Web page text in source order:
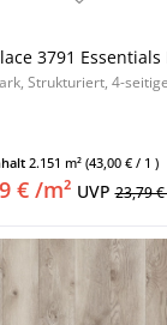
3791
Strukturiert, 4-
2.151 m² (43,00 € / 1 )
€ /m² UVP23,79 €